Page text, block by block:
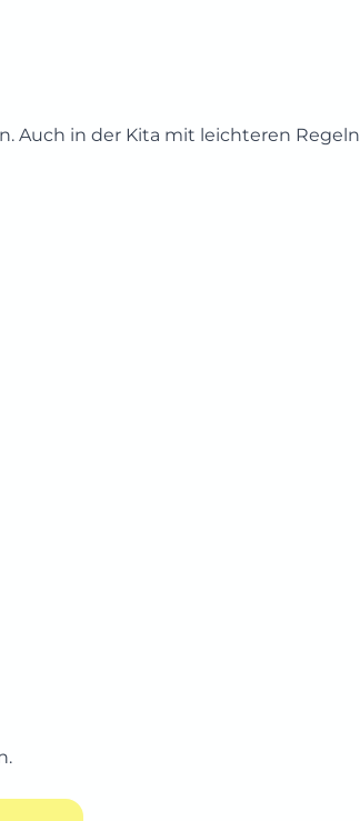
Auch in der Kita mit leichteren Regeln